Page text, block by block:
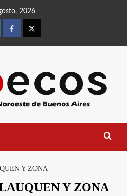
2026
FacebookTwitter
Y ZONA
Y ZONA